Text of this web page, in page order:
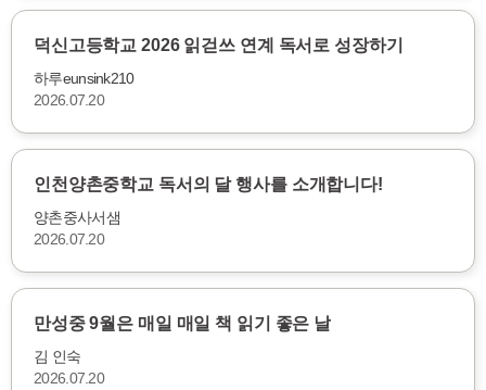
덕신고등학교 2026 읽걷쓰 연계 독서로 성장하기
하루eunsink210
2026.07.20
인천양촌중학교 독서의 달 행사를 소개합니다!
양촌중사서샘
2026.07.20
만성중 9월은 매일 매일 책 읽기 좋은 날
김 인숙
2026.07.20